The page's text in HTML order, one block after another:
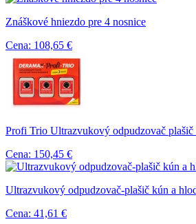
Znáškové hniezdo pre 4 nosnice
Cena: 108,65 €
Profi Trio Ultrazvukový odpudzovač plašič
Cena: 150,45 €
Ultrazvukový odpudzovač-plašič kún a
Cena: 41,61 €